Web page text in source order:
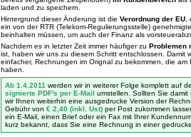
laden und zu speichern.
Hintergrund dieser Änderung ist die Verordnung der EU
ein von der RTR (Telekom-Regulierungsstelle)
beinhalten müssen, um auch der Finanz als
Nachdem es in letzter Zeit immer häufiger zu Problemen
ist, haben wir uns zu diesem Schritt entschlossen. Damit
einfacher, Rechnungen im Orignal zu bekommen, die
haben.
Ab 1.4.2011 werden wir in weiterer Folge komplett auf
signierte PDF's per E-Mail umstellen. Sollten Sie
wir Ihnen weiterhin eine ausgedrucke Version der
Gebühr von € 2,40 (inkl. Ust) per Post zukommen
ein E-Mail, einen Brief oder ein Fax mit Ihrer
kurz bekannt, dass Sie eine Rechnung in einer